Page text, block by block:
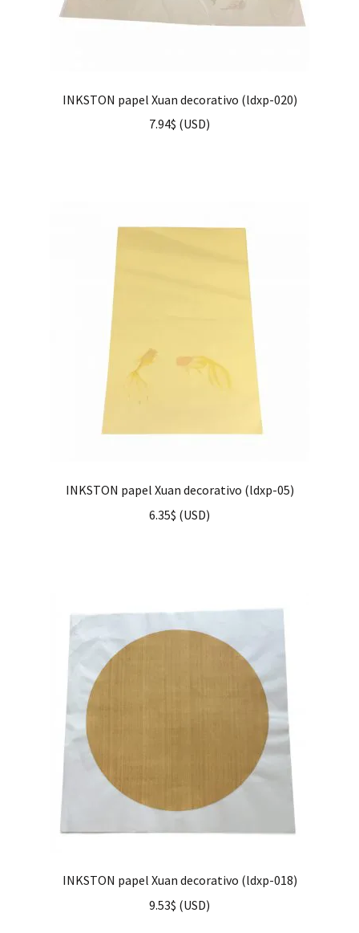
INKSTON papel Xuan decorativo (ldxp-020)
7.94$ (USD)
INKSTON papel Xuan decorativo (ldxp-05)
6.35$ (USD)
INKSTON papel Xuan decorativo (ldxp-018)
9.53$ (USD)